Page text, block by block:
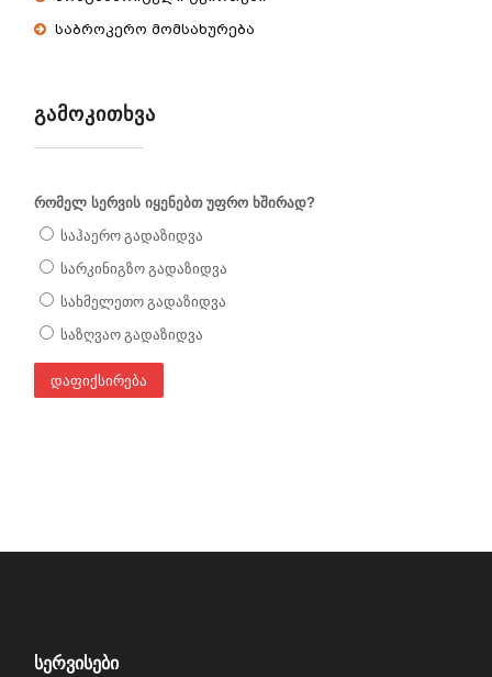
საბროკერო მომსახურება
ᲒᲐᲛᲝᲙᲘᲗᲮᲕᲐ
რომელ სერვის იყენებთ უფრო ხშირად?
საჰაერო გადაზიდვა
სარკინიგზო გადაზიდვა
სახმელეთო გადაზიდვა
საზღვაო გადაზიდვა
ᲡᲔᲠᲕᲘᲡᲔᲑᲘ